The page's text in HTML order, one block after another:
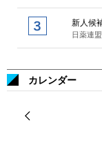
新人候
日薬連
カレンダー